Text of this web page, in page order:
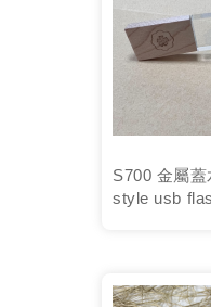
S700 金屬
style usb